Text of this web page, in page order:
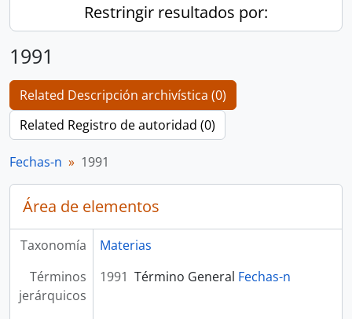
Restringir resultados por:
1991
Related Descripción archivística (0)
Related Registro de autoridad (0)
Fechas-n 1991
Área de elementos
Taxonomía
Materias
Términos
jerárquicos
1991 Término General Fechas-n